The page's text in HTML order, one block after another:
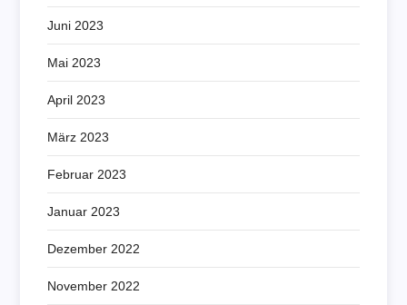
Juni 2023
Mai 2023
April 2023
März 2023
Februar 2023
Januar 2023
Dezember 2022
November 2022